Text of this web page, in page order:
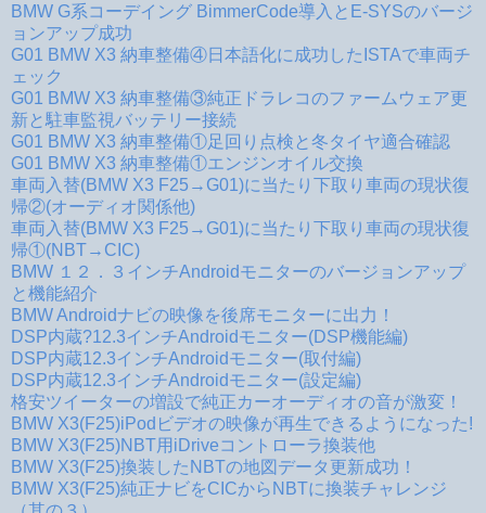
BMW G系コーデイング BimmerCode導入とE-SYSのバージ
ョンアップ成功
G01 BMW X3 納車整備④日本語化に成功したISTAで車両チ
ェック
G01 BMW X3 納車整備③純正ドラレコのファームウェア更
新と駐車監視バッテリー接続
G01 BMW X3 納車整備①足回り点検と冬タイヤ適合確認
G01 BMW X3 納車整備①エンジンオイル交換
車両入替(BMW X3 F25→G01)に当たり下取り車両の現状復
帰②(オーディオ関係他)
車両入替(BMW X3 F25→G01)に当たり下取り車両の現状復
帰①(NBT→CIC)
BMW １２．３インチAndroidモニターのバージョンアップ
と機能紹介
BMW Androidナビの映像を後席モニターに出力！
DSP内蔵?12.3インチAndroidモニター(DSP機能編)
DSP内蔵12.3インチAndroidモニター(取付編)
DSP内蔵12.3インチAndroidモニター(設定編)
格安ツイーターの増設で純正カーオーディオの音が激変！
BMW X3(F25)iPodビデオの映像が再生できるようになった!
BMW X3(F25)NBT用iDriveコントローラ換装他
BMW X3(F25)換装したNBTの地図データ更新成功！
BMW X3(F25)純正ナビをCICからNBTに換装チャレンジ